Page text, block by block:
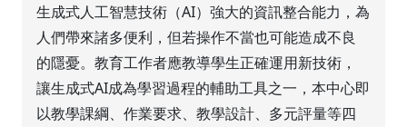
生成式人工智慧技術（AI）強大的資訊整合能力，為
人們帶來諸多便利，但若操作不當也可能造成不良
的隱憂。教育工作者應教導學生正確運用新技術，
讓生成式AI成為學習過程的輔助工具之一，本中心即
以教學課綱、作業要求、教學設計、多元評量等四